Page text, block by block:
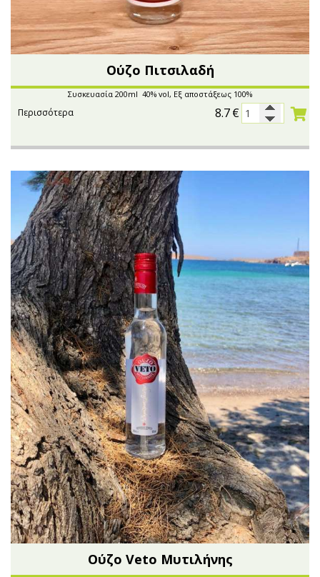
Ούζο Πιτσιλαδή
Συσκευασία 200ml 40% vol, Εξ αποστάξεως 100%
8.7€
Περισσότερα
Ούζο Veto Μυτιλήνης